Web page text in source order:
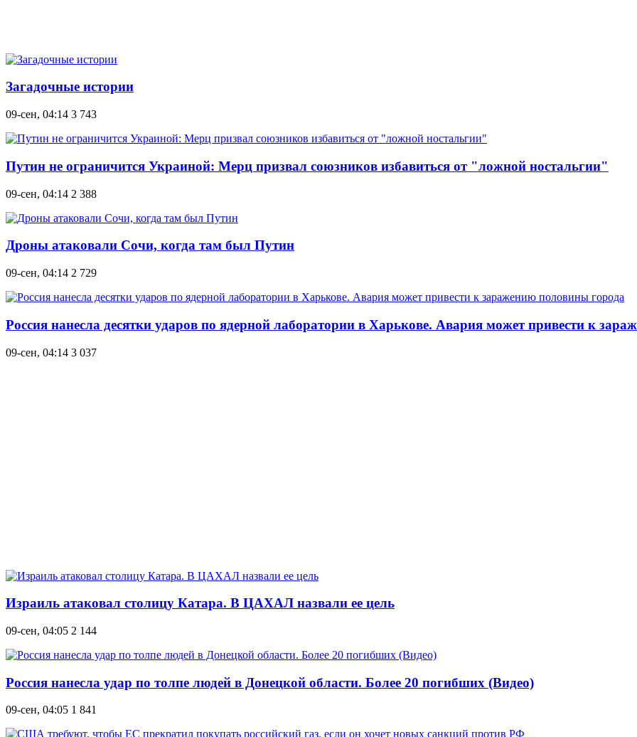
Загадочные истории
09-сен, 04:14 3 743
Путин не ограничится Украиной: Мерц призвал союзников избавиться от "ложной ностальгии"
09-сен, 04:14 2 388
Дроны атаковали Сочи, когда там был Путин
09-сен, 04:14 2 729
Россия нанесла десятки ударов по ядерной лаборатории в Харькове. Авария может привести к
09-сен, 04:14 3 037
Израиль атаковал столицу Катара. В ЦАХАЛ назвали ее цель
09-сен, 04:05 2 144
Россия нанесла удар по толпе людей в Донецкой области. Более 20 погибших (Видео)
09-сен, 04:05 1 841